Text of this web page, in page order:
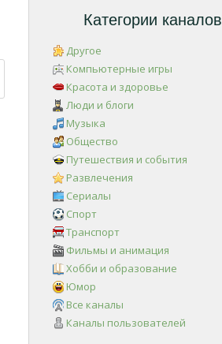
Категории каналов
Другое
Компьютерные игры
Красота и здоровье
Люди и блоги
Музыка
Общество
Путешествия и события
Развлечения
Сериалы
Спорт
Транспорт
Фильмы и анимация
Хобби и образование
Юмор
Все каналы
Каналы пользователей